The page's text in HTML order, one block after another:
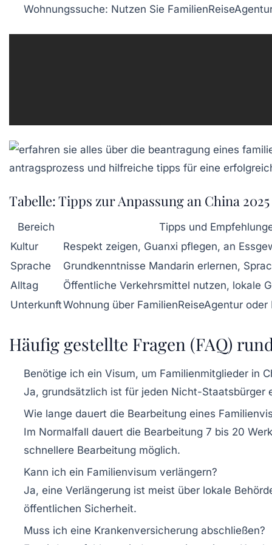
Wohnungssuche: Nutzen Sie
Tabelle: Tipps zur Anpassung an China
Bereich
Tipps und
Kultur
Respekt zeigen, Guanxi pflegen, an
Sprache
Grundkenntnisse Mandarin erlernen,
Alltag
Öffentliche Verkehrsmittel nutzen, lokale
UnterkunftWohnung über FamilienReiseAgentur
Häufig gestellte Fragen (FAQ)
Benötige ich ein Visum, um Familienmitglieder in
Ja, grundsätzlich ist für jeden Nicht-Staatsbürger
Wie lange dauert die Bearbeitung eines
Im Normalfall dauert die Bearbeitung 7 bis 20
schnellere Bearbeitung möglich.
Kann ich ein Familienvisum verlängern?
Ja, eine Verlängerung ist meist über lokale
öffentlichen Sicherheit.
Muss ich eine Krankenversicherung abschließen?